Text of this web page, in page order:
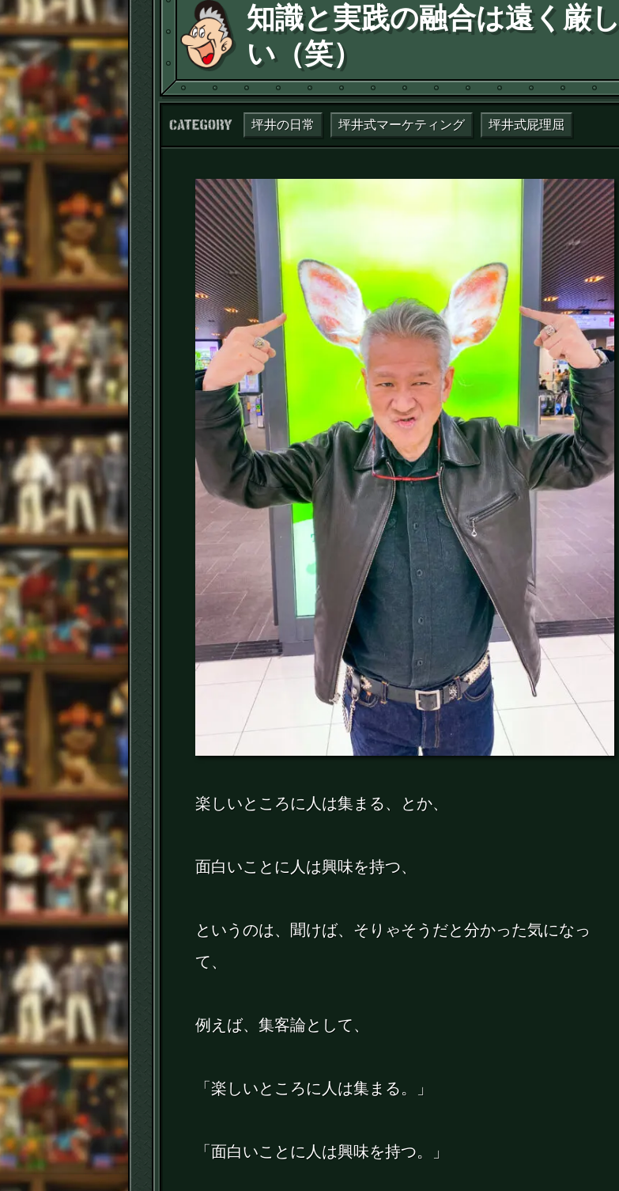
知識と実践の融合は遠く厳し
い（笑）
カテゴリー：
坪井の日常 坪井式マーケティング 坪井式屁理屈
楽しいところに人は集まる、とか、
面白いことに人は興味を持つ、
というのは、聞けば、そりゃそうだと分かった気になっ
て、
例えば、集客論として、
「楽しいところに人は集まる。」
「面白いことに人は興味を持つ。」